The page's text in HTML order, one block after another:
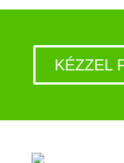
KÉZZEL